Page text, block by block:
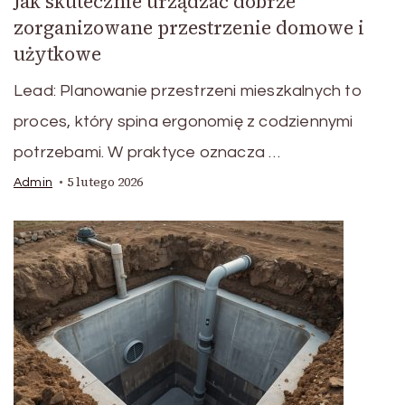
zorganizowane przestrzenie domowe i
użytkowe
Lead: Planowanie przestrzeni mieszkalnych to
proces, który spina ergonomię z codziennymi
potrzebami. W praktyce oznacza …
Admin 5 lutego 2026